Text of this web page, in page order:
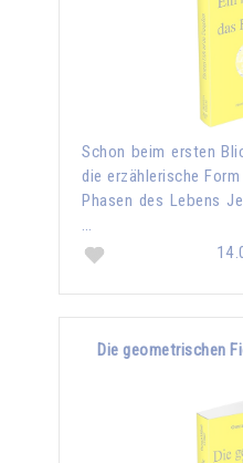
Schon beim ersten
die erzählerische
Phasen des Lebens
…
Die geometrischen